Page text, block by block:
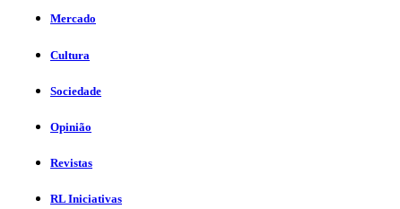
Mercado
Cultura
Sociedade
Opinião
Revistas
RL Iniciativas